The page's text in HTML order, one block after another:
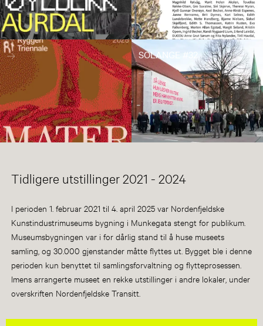
SOLANGE #32
Tidligere utstillinger 2021 - 2024
I perioden 1. februar 2021 til 4. april 2025 var Nordenfjeldske
Kunstindustrimuseums bygning i Munkegata stengt for publikum.
Museumsbygningen var i for dårlig stand til å huse museets
samling, og 30.000 gjenstander måtte flyttes ut. Bygget ble i denne
perioden kun benyttet til samlingsforvaltning og flytteprosessen.
Imens arrangerte museet en rekke utstillinger i andre lokaler, under
overskriften Nordenfjeldske Transitt.